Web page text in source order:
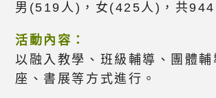
男(519人)，女(425人)，共944
活動內容：
以融入教學、班級輔導、團體輔
座、書展等方式進行。